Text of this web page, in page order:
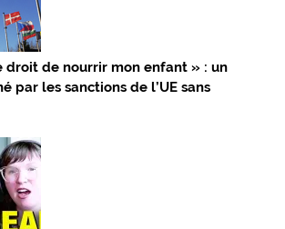
droit de nourrir mon enfant » : un
par les sanctions de l’UE sans